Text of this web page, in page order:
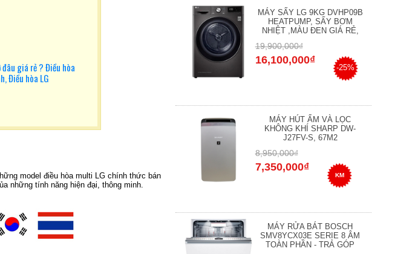
đâu giá rẻ ? Điều hòa
Điều hòa LG
model điều hòa multi LG chính thức bán
những tính năng hiện đại, thông minh.
MÁY SẤY LG 9KG DVHP09B
HEATPUMP, SẤY BƠM
NHIỆT ,MÀU ĐEN GIÁ RẺ,
19,900,000₫
16,100,000₫
-25%
MÁY HÚT ẨM VÀ LỌC
KHÔNG KHÍ SHARP DW-
J27FV-S, 67M2
8,950,000₫
7,350,000₫
KM
MÁY RỬA BÁT BOSCH
SMV8YCX03E SERIE 8 ÂM
TOÀN PHẦN - TRẢ GÓP